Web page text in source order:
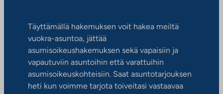
Täyttämällä hakemuksen voit hakea meiltä
vuokra-asuntoa, jättää
asumisoikeushakemuksen sekä vapaisiin ja
vapautuviin asuntoihin että varattuihin
asumisoikeuskohteisiin. Saat asuntotarjouksen
heti kun voimme tarjota toiveitasi vastaavaa